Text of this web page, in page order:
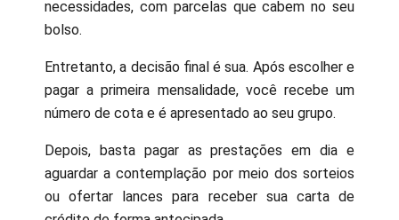
necessidades, com parcelas que cabem no seu
bolso.
Entretanto, a decisão final é sua. Após escolher e
pagar a primeira mensalidade, você recebe um
número de cota e é apresentado ao seu grupo.
Depois, basta pagar as prestações em dia e
aguardar a contemplação por meio dos sorteios
ou ofertar lances para receber sua carta de